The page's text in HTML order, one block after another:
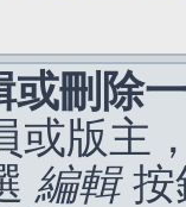
或刪除
或版主
編輯按